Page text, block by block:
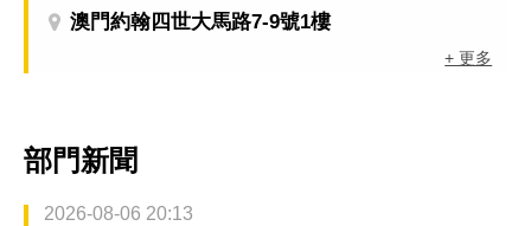
澳門約翰四世大馬路7-9號1樓
+ 更多
部門新聞
2026-08-06 20:13